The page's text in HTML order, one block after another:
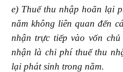
e) Thuế thu nhập hoãn lại
năm không liên quan đến
nhận trực tiếp vào vốn
nhận là chi phí thuế thu
lại phát sinh trong năm.